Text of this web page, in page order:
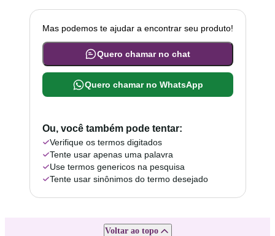
Mas podemos te ajudar a encontrar seu produto!
Quero chamar no chat
Quero chamar no WhatsApp
Ou, você também pode tentar:
Verifique os termos digitados
Tente usar apenas uma palavra
Use termos genericos na pesquisa
Tente usar sinônimos do termo desejado
Voltar ao topo